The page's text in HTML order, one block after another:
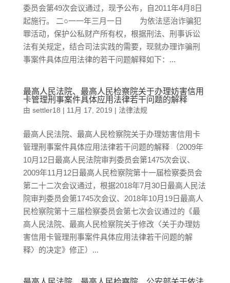
委员会第49次会议通过，现予公布，自2011年4月8日
起施行。 二○一一年三月一日 为依法惩治诈骗犯
罪活动，保护公私财产所有权，根据刑法、刑事诉讼
法有关规定，结合司法实践的需要，现就办理诈骗刑
事案件具体应用法律的若干问题解释如下：...
最高人民法院、最高人民检察院关于办理妨害信用
卡管理刑事案件具体应用法律若干问题的解释
由 settler18 | 11月 17, 2019 | 法律法规
最高人民法院、最高人民检察院关于办理妨害信用卡
管理刑事案件具体应用法律若干问题的解释 （2009年
10月12日最高人民法院审判委员会第1475次会议、
2009年11月12日最高人民检察院第十一届检察委员会
第二十二次会议通过，根据2018年7月30日最高人民法
院审判委员会第1745次会议、2018年10月19日最高人
民检察院第十三届检察委员会第七次会议通过的《最
高人民法院、最高人民检察院关于修改〈关于办理妨
害信用卡管理刑事案件具体应用法律若干问题的解
释〉的决定》修正）...